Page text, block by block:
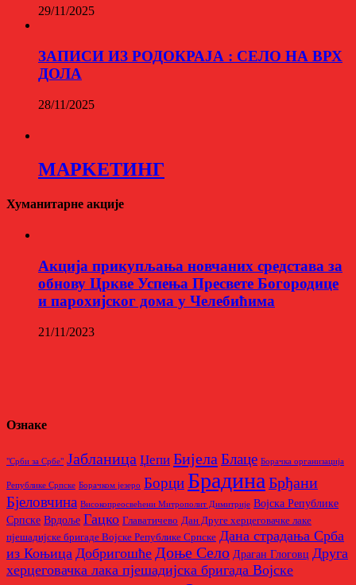
29/11/2025
ЗАПИСИ ИЗ РОДОКРАЈА : СЕЛО НА ВРХ
ДОЛА
28/11/2025
МАРKЕТИНГ
Хуманитарне акције
Aкција прикупљања новчаних средстава за
обнову Цркве Успења Пресвете Богородице
и парохијског дома у Челебићима
21/11/2023
Ознаке
"Срби за Србе" Јабланица Џепи Бијела Блаце Борачкa организацијa
Републике Српске Борачком језеро Борци Брадина Брђани
Бјеловчина Високопреосвећени Митрополит Димитрије Војска Републике
Српске Врдоље Гацко Главатичево Дан Друге херцеговачке лаке
пјешадијске бригаде Војске Републике Српске Дана страдања Срба
из Коњица Добригошће Доње Село Драган Глоговц Друга
херцеговачка лака пјешадијска бригада Војске